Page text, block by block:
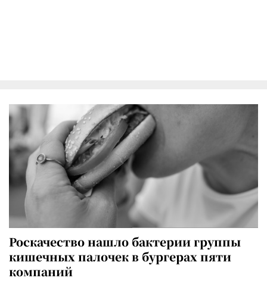
Роскачество нашло бактерии группы
кишечных палочек в бургерах пяти
компаний